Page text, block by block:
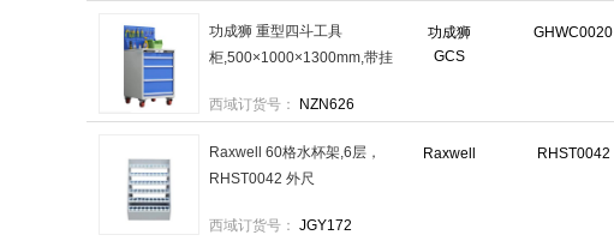
功成狮
GCS
GHWC0020
功成狮 重型四斗工具
柜,500×1000×1300mm,带挂
规格：1台
西域订货号： NZN626
Raxwell RHST0042
Raxwell 60格水杯架,6层，
RHST0042 外尺
80mm,钢木材质 售卖规格：1
西域订货号： JGY172